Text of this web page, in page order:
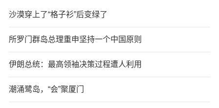
沙漠穿上了“格子衫”后变绿了
所罗门群岛总理重申坚持一个中国原则
伊朗总统：最高领袖决策过程遭人利用
潮涌鹭岛，“会”聚厦门